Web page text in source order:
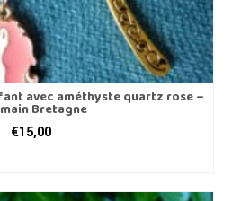
avec améthyste quartz rose –
Bretagne
€15,00